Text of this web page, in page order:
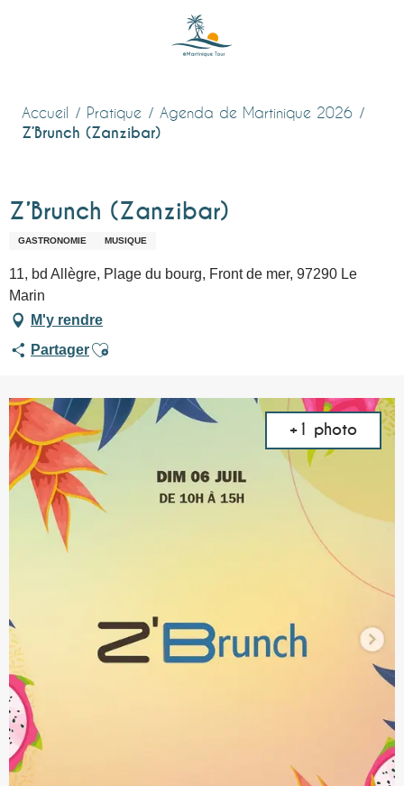
Accueil Pratique Agenda de Martinique 2026
Z’Brunch (Zanzibar)
Z’Brunch (Zanzibar)
GASTRONOMIE MUSIQUE
11, bd Allègre, Plage du bourg, Front de mer, 97290 Le
Marin
M'y rendre
PartagerAjouter aux favoris
+1 photo